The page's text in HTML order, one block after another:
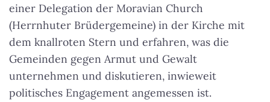
einer Delegation der Moravian Church
(Herrnhuter Brüdergemeine) in der Kirche mit
dem knallroten Stern und erfahren, was die
Gemeinden gegen Armut und Gewalt
unternehmen und diskutieren, inwieweit
politisches Engagement angemessen ist.